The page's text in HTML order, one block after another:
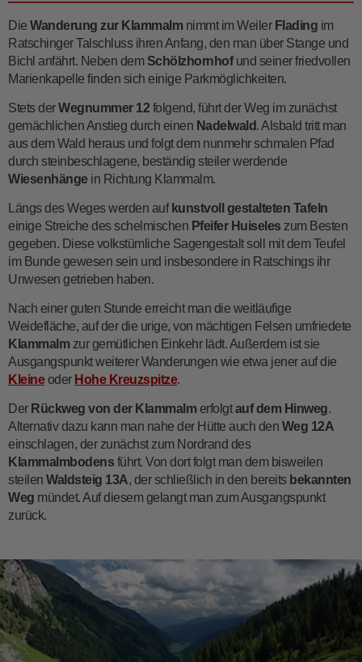
Die Wanderung zur Klammalm nimmt im WeilerFlading im
Ratschinger Talschluss ihren Anfang, den man über Stange und
Bichl anfährt. Neben demSchölzhornhofund seiner friedvollen
Marienkapelle finden sich einige Parkmöglichkeiten.
Stets derWegnummer 12 folgend, führt der Weg im zunächst
gemächlichen Anstieg durch einen Nadelwald. Alsbald tritt man
aus dem Wald heraus und folgt dem nunmehr schmalen Pfad
durch steinbeschlagene, beständig steiler werdende
Wiesenhängein Richtung Klammalm.
Längs des Weges werden auf kunstvoll gestalteten Tafeln
einige Streiche des schelmischen Pfeifer Huiseles zum Besten
gegeben. Diese volkstümliche Sagengestalt soll mit dem Teufel
im Bunde gewesen sein und insbesondere in Ratschings ihr
Unwesen getrieben haben.
Nach einer guten Stunde erreicht man die weitläufige
Weidefläche, auf der die urige, von mächtigen Felsen umfriedete
Klammalm zur gemütlichen Einkehr lädt. Außerdem ist sie
Ausgangspunkt weiterer Wanderungen wie etwa jener auf die
Kleineoder Hohe Kreuzspitze.
Der Rückweg von der Klammalm erfolgtauf dem Hinweg.
Alternativ dazu kann man nahe der Hütte auch den Weg 12A
einschlagen, der zunächst zum Nordrand des
Klammalmbodens führt. Von dort folgt man dem bisweilen
steilen Waldsteig 13A, der schließlich in den bereits bekannten
Weg mündet. Auf diesem gelangt man zum Ausgangspunkt
zurück.